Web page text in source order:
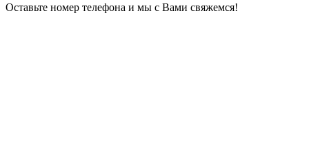
Оставьте номер телефона и мы с Вами свяжемся!